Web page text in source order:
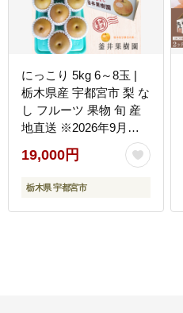
にっこり 5kg 6～8玉 |
栃木県産 宇都宮市 梨 な
し フルーツ 果物 旬 産
地直送 ※2026年9月～
19,000円
栃木県 宇都宮市